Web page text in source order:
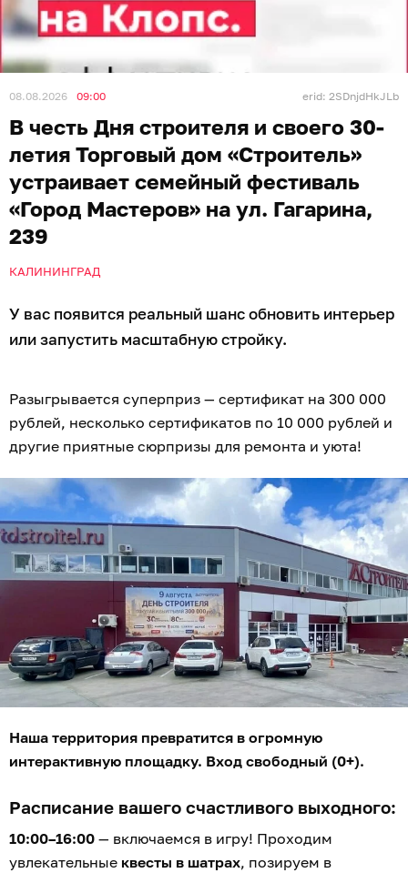
08.08.2026 09:00 erid: 2SDnjdHkJLb
В честь Дня строителя и своего 30-
летия Торговый дом «Строитель»
устраивает семейный фестиваль
«Город Мастеров» на ул. Гагарина,
239
КАЛИНИНГРАД
У вас появится реальный шанс обновить интерьер
или запустить масштабную стройку.
Разыгрывается суперприз — сертификат на 300 000
рублей, несколько сертификатов по 10 000 рублей и
другие приятные сюрпризы для ремонта и уюта!
Наша территория превратится в огромную
интерактивную площадку. Вход свободный (0+).
Расписание вашего счастливого выходного:
10:00–16:00 — включаемся в игру! Проходим
увлекательные квесты в шатрах, позируем в